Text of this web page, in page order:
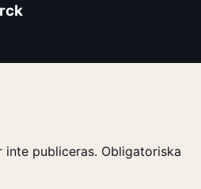
inte publiceras. Obligatoriska